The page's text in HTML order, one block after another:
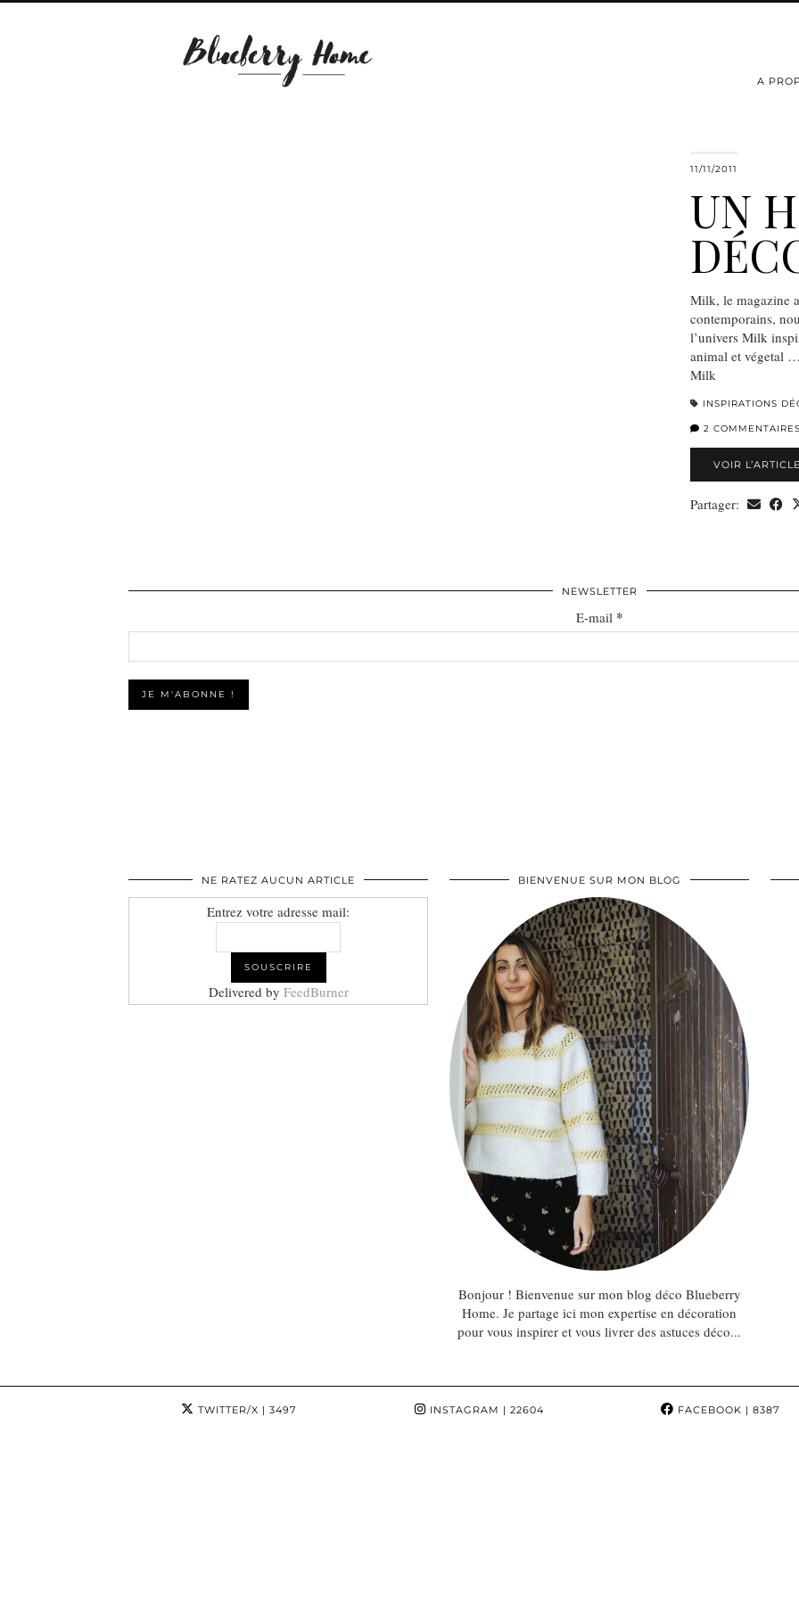
A
11/11/2011
UN
Milk, le magazine
contemporains,
l’univers Milk
animal et végetal
Milk
INSPIRATIONS
2 COMMENTAIRES
VOIR L’ARTICLE
Partager:
NEWSLETTER
E-mail *
NE RATEZ AUCUN ARTICLE
Entrez votre adresse mail:
Delivered by FeedBurner
BIENVENUE SUR MON BLOG
Bonjour ! Bienvenue sur mon blog déco Blueberry
Home. Je partage ici mon expertise en décoration
pour vous inspirer et vous livrer des astuces déco...
TWITTER/X | 3497 INSTAGRAM | 22604 FACEBOOK | 8387